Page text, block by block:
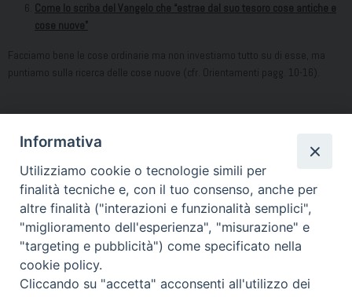
Come lo scriba del Vangelo che “estrae dal suo tesoro cose antiche e
cose nuove”
Facciamo bene le cose ordinarie ma non investiamo tutto su di esse, ma
puntiamo sulla ricerca delle cose nuove (cfr. Orientamenti pagg. 10-16).
Condividi…
Informativa
Utilizziamo cookie o tecnologie simili per
finalità tecniche e, con il tuo consenso, anche per
altre finalità ("interazioni e funzionalità semplici",
"miglioramento dell'esperienza", "misurazione" e
"targeting e pubblicità") come specificato nella
cookie policy.
Cliccando su "accetta" acconsenti all'utilizzo dei